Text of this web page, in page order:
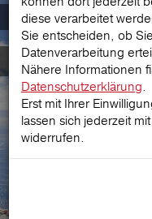
Der
diese verarbeitet
Sie entscheiden, ob
Datenverarbeitung
Nähere Informationen
Datenschutzerklärung.
Erst mit Ihrer
lassen sich jederzeit
widerrufen.